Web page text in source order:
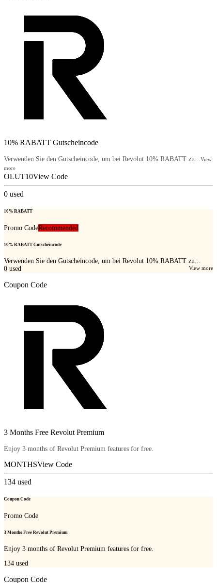
10% RABATT Gutscheincode
Verwenden Sie den Gutscheincode, um bei Revolut 10% RABATT zu...View
more
OLUT10View Code
0 used
10% RABATT
Promo CodeRecommended
10% RABATT Gutscheincode
Verwenden Sie den Gutscheincode, um bei Revolut 10% RABATT zu...
View more
0 used
Coupon Code
3 Months Free Revolut Premium
Enjoy 3 months of Revolut Premium features for free.
MONTHSView Code
134 used
Coupon Code
Promo Code
3 Months Free Revolut Premium
Enjoy 3 months of Revolut Premium features for free.
134 used
Coupon Code